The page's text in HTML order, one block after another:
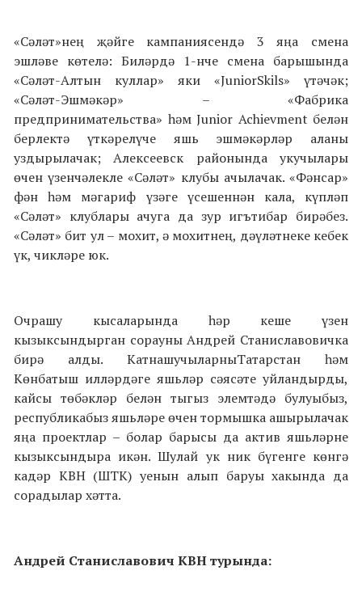
«Сәләт»нең җәйге кампаниясендә 3 яңа смена
эшләве көтелә: Биләрдә 1-нче смена барышында
«Сәләт-Алтын куллар» яки «JuniorSkils» үтәчәк;
«Сәләт-Эшмәкәр» – «Фабрика
предпринимательства» һәм Junior Achievment белән
берлектә үткәрелүче яшь эшмәкәрләр аланы
уздырылачак; Алексеевск районында укучылары
өчен үзенчәлекле «Сәләт» клубы ачылачак. «Фәнсар»
фән һәм мәгариф үзәге үсешеннән кала, күпләп
«Сәләт» клублары ачуга да зур игътибар бирәбез.
«Сәләт» бит ул – мохит, ә мохитнең, дәүләтнеке кебек
үк, чикләре юк.
Очрашу кысаларында һәр кеше үзен
кызыксындырган сорауны Андрей Станиславовичка
бирә алды. КатнашучыларныТатарстан һәм
Көнбатыш илләрдәге яшьләр сәясәте уйландырды,
кайсы төбәкләр белән тыгыз элемтәдә булуыбыз,
республикабыз яшьләре өчен тормышка ашырылачак
яңа проектлар – болар барысы да актив яшьләрне
кызыксындыра икән. Шулай ук ник бүгенге көнгә
кадәр КВН (ШТК) уенын алып баруы хакында да
сорадылар хәтта.
Андрей Станиславович КВН турында: